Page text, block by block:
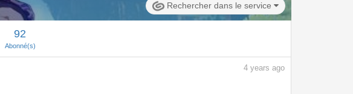
Rechercher dans le service
92
Abonné(s)
4 years ago